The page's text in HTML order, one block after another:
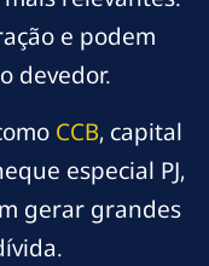
e podem
devedor.
CCB, capital
especial PJ,
gerar grandes